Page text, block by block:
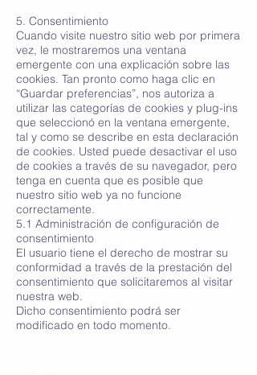
5. Consentimiento
Cuando visite nuestro sitio web por primera
vez, le mostraremos una ventana
emergente con una explicación sobre las
cookies. Tan pronto como haga clic en
“Guardar preferencias”, nos autoriza a
utilizar las categorías de cookies y plug-ins
que seleccionó en la ventana emergente,
tal y como se describe en esta declaración
de cookies. Usted puede desactivar el uso
de cookies a través de su navegador, pero
tenga en cuenta que es posible que
nuestro sitio web ya no funcione
correctamente.
5.1 Administración de configuración de
consentimiento
El usuario tiene el derecho de mostrar su
conformidad a través de la prestación del
consentimiento que solicitaremos al visitar
nuestra web.
Dicho consentimiento podrá ser
modificado en todo momento.